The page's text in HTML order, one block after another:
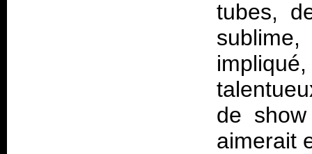
tubes,
de
aimerait